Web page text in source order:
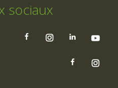
sociaux